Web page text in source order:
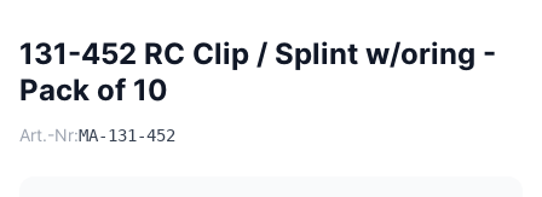
131-452 RC Clip / Splint w/oring -
Pack of 10
Art.-Nr:MA-131-452